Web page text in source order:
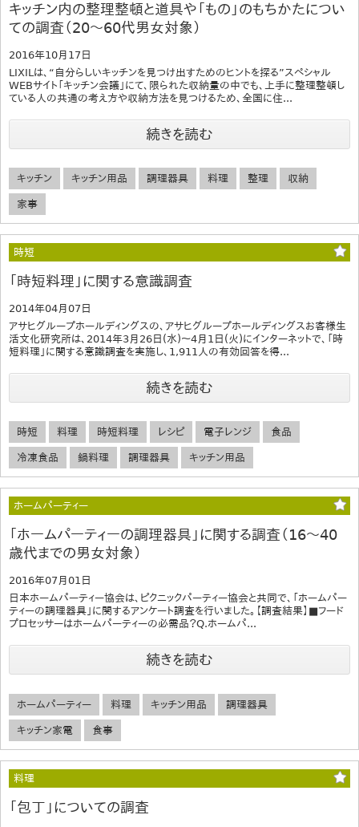
キッチン内の整理整頓と道具や「もの」のもちかたについ
ての調査（20～60代男女対象）
2016年10月17日
LIXILは、“自分らしいキッチンを見つけ出すためのヒントを探る”スペシャル
WEBサイト「キッチン会議」にて、限られた収納量の中でも、上手に整理整頓し
ている人の共通の考え方や収納方法を見つけるため、全国に住...
続きを読む
キッチン キッチン用品 調理器具 料理 整理 収納
家事
時短
「時短料理」に関する意識調査
2014年04月07日
アサヒグループホールディングスの、アサヒグループホールディングスお客様生
活文化研究所は、2014年3月26日(水)～4月1日(火)にインターネットで、「時
短料理」に関する意識調査を実施し、1,911人の有効回答を得...
続きを読む
時短 料理 時短料理 レシピ 電子レンジ 食品
冷凍食品 鍋料理 調理器具 キッチン用品
ホームパーティー
「ホームパーティーの調理器具」に関する調査（16～40
歳代までの男女対象）
2016年07月01日
日本ホームパーティー協会は、ピクニックパーティー協会と共同で、「ホームパー
ティーの調理器具」に関するアンケート調査を行いました。【調査結果】■フード
プロセッサーはホームパーティーの必需品？Q.ホームパ...
続きを読む
ホームパーティー 料理 キッチン用品 調理器具
キッチン家電 食事
料理
「包丁」についての調査